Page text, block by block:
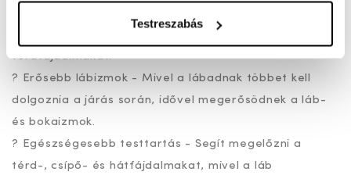
Testreszabás
térdfájdalmakat.
? Erősebb lábizmok - Mivel a lábadnak többet kell
dolgoznia a járás során, idővel megerősödnek a láb-
és bokaizmok.
? Egészségesebb testtartás - Segít megelőzni a
térd-, csípő- és hátfájdalmakat, mivel a láb